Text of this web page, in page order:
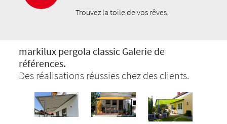
Trouvez la toile de vos rêves.
markilux pergola classic Galerie de
références.
Des réalisations réussies chez des clients.